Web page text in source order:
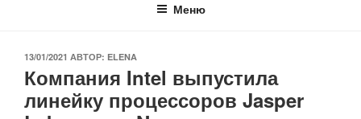
Меню
ОПУБЛИКОВАНО
13/01/2021 АВТОР: ELENA
Компания Intel выпустила
линейку процессоров Jasper